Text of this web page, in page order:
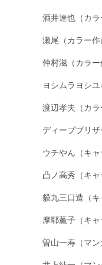
酒井達也（カラ
瀬尾（カラー作
仲村滋（カラー
ヨシムラヨシユ
渡辺孝夫（カラ
ディープブリザ
ウチやん（キャ
凸ノ高秀（キャ
貘九三口造（キ
摩耶薫子（キャ
曽山一寿（マン